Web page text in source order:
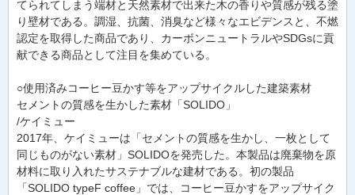
てられてしまう端材と天然素材で出来た木の香りや質感が残る塗
り壁材である。調湿、抗菌、消臭など様々なエビデンスと、不燃
認定を取得した商品であり、カーボンニュートラルやSDGsに貢
献できる商品として注目を集めている。
○使用済みコーヒー豆かす等をアップサイクルした建築素材
セメントの質感を生かした素材「SOLIDO」
/ケイミュー
2017年、ケイミューは「セメントの質感を生かし、一枚として
同じものがない素材」SOLIDOを発売した。本製品は廃棄物を原
材料に取り入れたサステナブルな建材である。初の製品
「SOLIDO typeF coffee」では、コーヒー豆かすをアップサイク